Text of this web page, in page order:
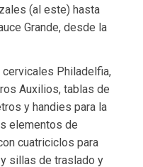
(al este) hasta
Grande, desde la
cervicales Philadelfia,
Auxilios, tablas de
y handies para la
elementos de
cuatriciclos para
sillas de traslado y